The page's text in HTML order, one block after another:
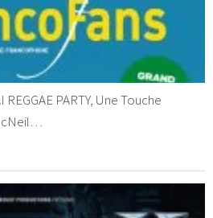
PARTY, Une Touche